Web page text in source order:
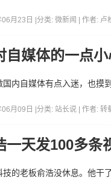
月23日 | 分类: 微新闻 | 作者: 卢
自媒体的一点
国内自媒体有点入迷，也摸
月09日 | 分类: 站长说 | 作者: 转
一天发100多条
技的老板俞浩没休息。他干